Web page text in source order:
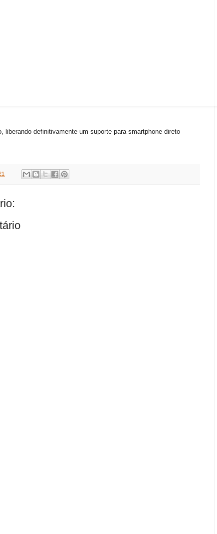
liberando definitivamente um suporte para smartphone direto